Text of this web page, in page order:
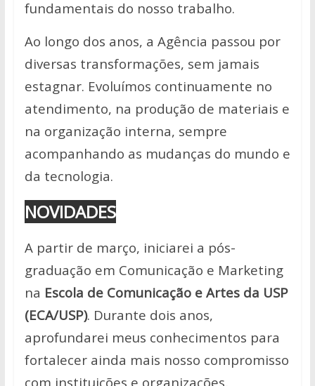
fundamentais do nosso trabalho.
Ao longo dos anos, a Agência passou por
diversas transformações, sem jamais
estagnar. Evoluímos continuamente no
atendimento, na produção de materiais e
na organização interna, sempre
acompanhando as mudanças do mundo e
da tecnologia.
NOVIDADES
A partir de março, iniciarei a pós-
graduação em Comunicação e Marketing
na Escola de Comunicação e Artes da USP
(ECA/USP). Durante dois anos,
aprofundarei meus conhecimentos para
fortalecer ainda mais nosso compromisso
com instituições e organizações,